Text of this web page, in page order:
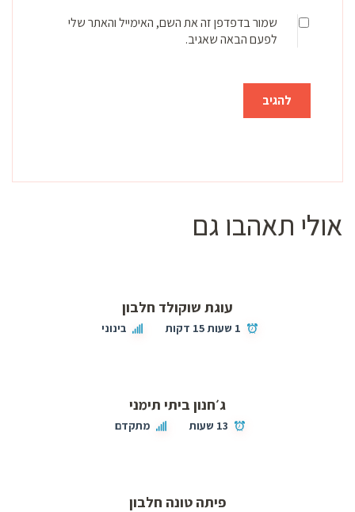
שמור בדפדפן זה את השם, האימייל והאתר שלי
לפעם הבאה שאגיב.
אולי תאהבו גם
עוגת שוקולד חלבון
1 שעות 15 דקות בינוני
ג׳חנון ביתי תימני
13 שעות מתקדם
פיתה טונה חלבון